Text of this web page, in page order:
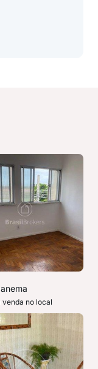
venda no local